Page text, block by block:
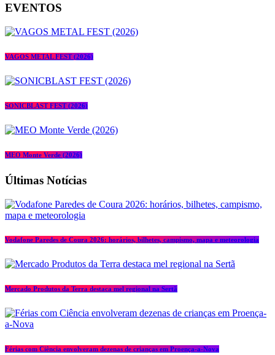
EVENTOS
VAGOS METAL FEST (2026)
SONICBLAST FEST (2026)
MEO Monte Verde (2026)
Últimas Notícias
Vodafone Paredes de Coura 2026: horários, bilhetes, campismo, mapa e meteorologia
Mercado Produtos da Terra destaca mel regional na Sertã
Férias com Ciência envolveram dezenas de crianças em Proença-a-Nova